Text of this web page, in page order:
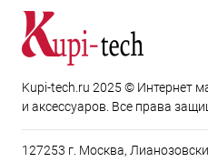
Kupi-tech.ru 2025 © Интернет
и аксессуаров. Все права
127253 г. Москва,